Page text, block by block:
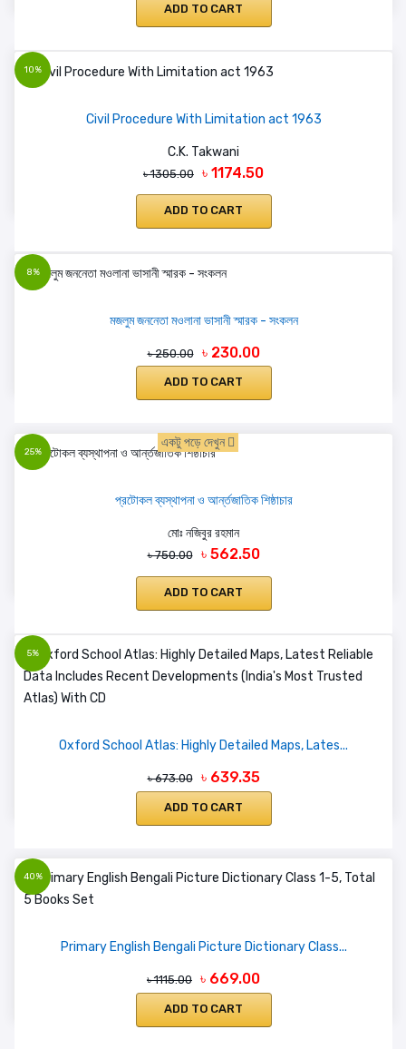
ADD TO CART
10%
Civil Procedure With Limitation act 1963
C.K. Takwani
৳ 1305.00 ৳ 1174.50
ADD TO CART
8%
মজলুম জননেতা মওলানা ভাসানী স্মারক - সংকলন
৳ 250.00 ৳ 230.00
ADD TO CART
25%
একটু পড়ে দেখুন
প্রটোকল ব্যস্থাপনা ও আর্ন্তজাতিক শিষ্ঠাচার
মোঃ নজিবুর রহমান
৳ 750.00 ৳ 562.50
ADD TO CART
5%
Oxford School Atlas: Highly Detailed Maps, Lates...
৳ 673.00 ৳ 639.35
ADD TO CART
40%
Primary English Bengali Picture Dictionary Class...
৳ 1115.00 ৳ 669.00
ADD TO CART